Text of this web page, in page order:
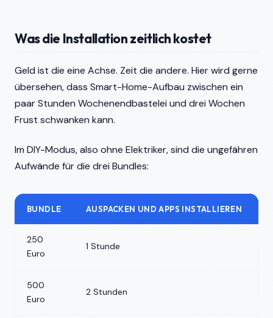
Was die Installation zeitlich kostet
Geld ist die eine Achse. Zeit die andere. Hier wird gerne
übersehen, dass Smart-Home-Aufbau zwischen ein
paar Stunden Wochenendbastelei und drei Wochen
Frust schwanken kann.
Im DIY-Modus, also ohne Elektriker, sind die ungefähren
Aufwände für die drei Bundles:
BUNDLE AUSPACKEN UND APPS INSTALLIEREN
250
Euro
1 Stunde
500
Euro
2 Stunden